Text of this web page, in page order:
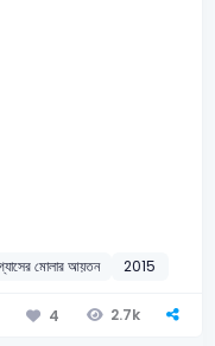
মোলার আয়তন 2015
4 2.7k